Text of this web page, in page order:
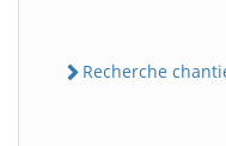
Recherche